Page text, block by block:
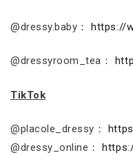
@dressy.baby：https://
@dressyroom_tea：
TikTok
@placole_dressy：
@dressy_online：